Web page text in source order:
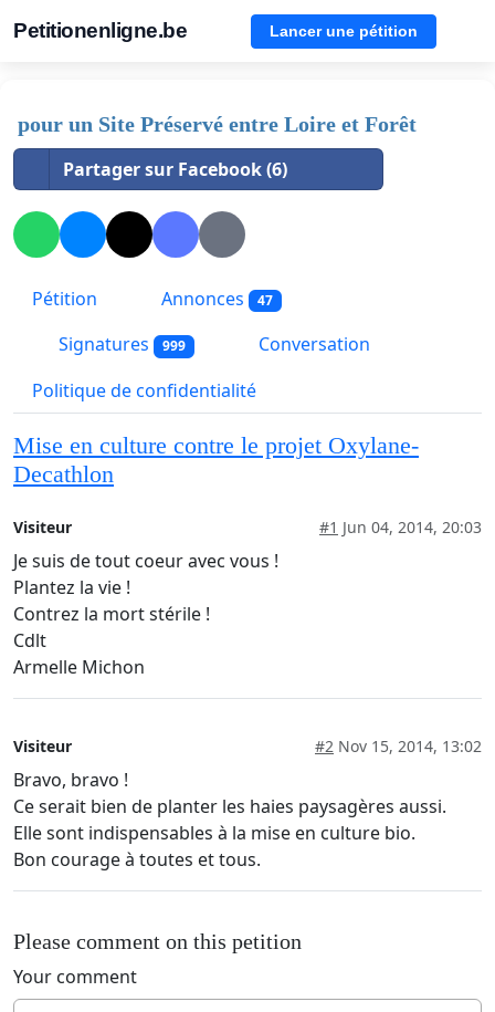
Petitionenligne.be Lancer une pétition
pour un Site Préservé entre Loire et Forêt
Partager sur Facebook (6)
Pétition Annonces 47
Signatures 999
Conversation
Politique de confidentialité
Mise en culture contre le projet Oxylane-
Decathlon
Visiteur #1 Jun 04, 2014, 20:03
Je suis de tout coeur avec vous !
Plantez la vie !
Contrez la mort stérile !
Cdlt
Armelle Michon
Visiteur #2 Nov 15, 2014, 13:02
Bravo, bravo !
Ce serait bien de planter les haies paysagères aussi.
Elle sont indispensables à la mise en culture bio.
Bon courage à toutes et tous.
Please comment on this petition
Your comment